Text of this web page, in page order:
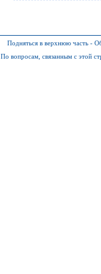
Подняться в верхнюю часть -
По вопросам, связанным с этой